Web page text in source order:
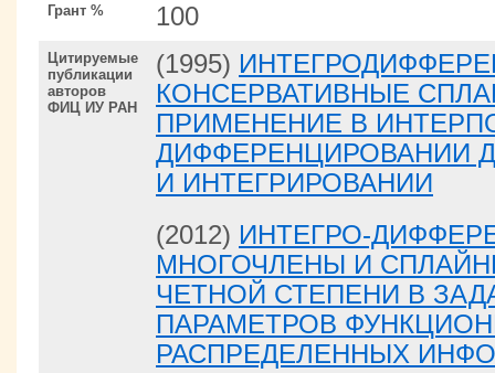
Грант % 100
Цитируемые
публикации
авторов
ФИЦ ИУ РАН
(1995)
КОНСЕРВАТИВНЫЕ
ПРИМЕНЕНИЕ В
ДИФФЕРЕНЦИРОВАНИИ
И ИНТЕГРИРОВАНИИ
(2012) ИНТЕГРО-
МНОГОЧЛЕНЫ И
ЧЕТНОЙ СТЕПЕНИ В
ПАРАМЕТРОВ
РАСПРЕДЕЛЕННЫХ